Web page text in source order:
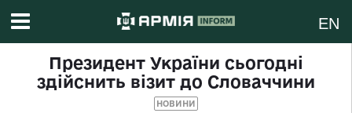
EN
Президент України сьогодні
здійснить візит до Словаччини
НОВИНИ